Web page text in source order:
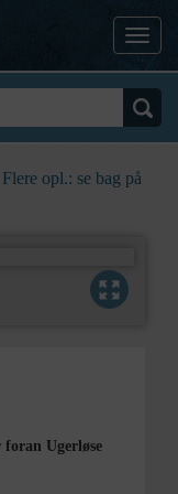
opl.: se bag på
Ugerløse